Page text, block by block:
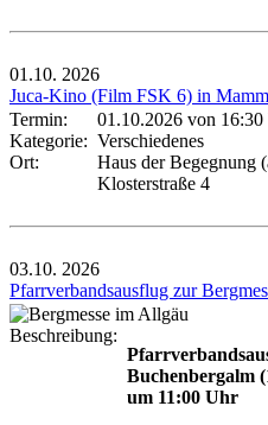
01.10. 2026
Juca-Kino (Film FSK 6) in
Termin:
01.10.2026 von 16:30
Kategorie: Verschiedenes
Ort:
Haus der Begegnung
Klosterstraße 4
03.10. 2026
Pfarrverbandsausflug zur
Beschreibung:
Buchenbergalm
um 11:00 Uhr